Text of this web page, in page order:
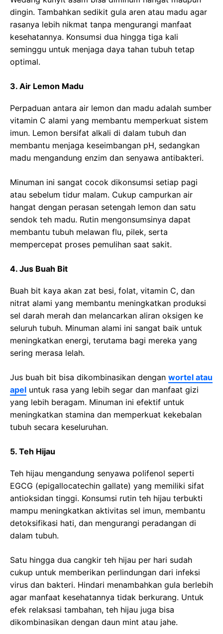
dingin. Tambahkan sedikit gula aren atau madu agar
rasanya lebih nikmat tanpa mengurangi manfaat
kesehatannya. Konsumsi dua hingga tiga kali
seminggu untuk menjaga daya tahan tubuh tetap
optimal.
3. Air Lemon Madu
Perpaduan antara air lemon dan madu adalah sumber
vitamin C alami yang membantu memperkuat sistem
imun. Lemon bersifat alkali di dalam tubuh dan
membantu menjaga keseimbangan pH, sedangkan
madu mengandung enzim dan senyawa antibakteri.
Minuman ini sangat cocok dikonsumsi setiap pagi
atau sebelum tidur malam. Cukup campurkan air
hangat dengan perasan setengah lemon dan satu
sendok teh madu. Rutin mengonsumsinya dapat
membantu tubuh melawan flu, pilek, serta
mempercepat proses pemulihan saat sakit.
4. Jus Buah Bit
Buah bit kaya akan zat besi, folat, vitamin C, dan
nitrat alami yang membantu meningkatkan produksi
sel darah merah dan melancarkan aliran oksigen ke
seluruh tubuh. Minuman alami ini sangat baik untuk
meningkatkan energi, terutama bagi mereka yang
sering merasa lelah.
Jus buah bit bisa dikombinasikan dengan wortel atau
apel untuk rasa yang lebih segar dan manfaat gizi
yang lebih beragam. Minuman ini efektif untuk
meningkatkan stamina dan memperkuat kekebalan
tubuh secara keseluruhan.
5. Teh Hijau
Teh hijau mengandung senyawa polifenol seperti
EGCG (epigallocatechin gallate) yang memiliki sifat
antioksidan tinggi. Konsumsi rutin teh hijau terbukti
mampu meningkatkan aktivitas sel imun, membantu
detoksifikasi hati, dan mengurangi peradangan di
dalam tubuh.
Satu hingga dua cangkir teh hijau per hari sudah
cukup untuk memberikan perlindungan dari infeksi
virus dan bakteri. Hindari menambahkan gula berlebih
agar manfaat kesehatannya tidak berkurang. Untuk
efek relaksasi tambahan, teh hijau juga bisa
dikombinasikan dengan daun mint atau jahe.